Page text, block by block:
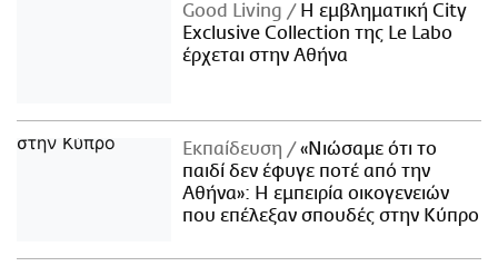
Good Living
Η εμβληματική City
Exclusive Collection της Le Labo
έρχεται στην Αθήνα
Εκπαίδευση
«Νιώσαμε ότι το
παιδί δεν έφυγε ποτέ από την
Αθήνα»: Η εμπειρία οικογενειών
που επέλεξαν σπουδές στην Κύπρο